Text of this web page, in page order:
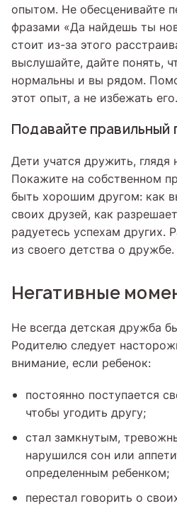
опытом. Не обесценивайте
фразами «Да найдешь ты
стоит из-за этого
выслушайте, дайте понять,
нормальны и вы рядом.
этот опыт, а не избежать его.
Подавайте правильный
Дети учатся дружить, глядя
Покажите на собственном
быть хорошим другом: как
своих друзей, как
радуетесь успехам других.
из своего детства о дружбе.
Негативные
Не всегда детская дружба
Родителю следует
внимание, если ребенок:
постоянно поступается
чтобы угодить другу;
стал замкнутым,
нарушился сон или
определенным ребенком;
перестал говорить о